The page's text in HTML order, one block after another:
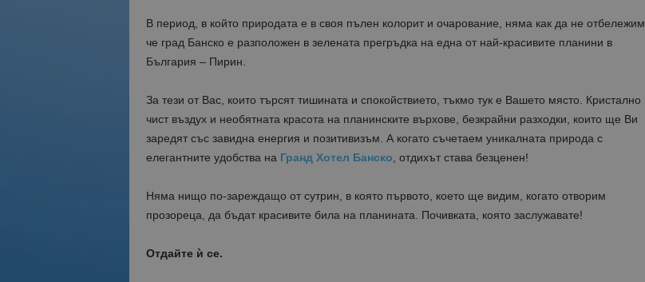
В период, в който природата е в своя пълен колорит и очарование, няма как да не отбележим,
че град Банско е разположен в зелената прегръдка на една от най-красивите планини в
България – Пирин.
За тези от Вас, които търсят тишината и спокойствието, тъкмо тук е Вашето място. Кристално
чист въздух и необятната красота на планинските върхове, безкрайни разходки, които ще Ви
заредят със завидна енергия и позитивизъм. А когато съчетаем уникалната природа с
елегантните удобства на Гранд Хотел Банско , отдихът става безценен!
Няма нищо по-зареждащо от сутрин, в която първото, което ще видим, когато отворим
прозореца, да бъдат красивите била на планината. Почивката, която заслужавате!
Отдайте ѝ се.